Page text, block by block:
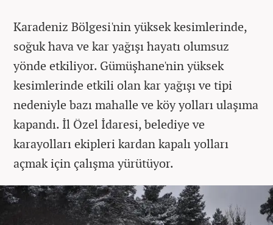
Karadeniz Bölgesi'nin yüksek kesimlerinde,
soğuk hava ve kar yağışı hayatı olumsuz
yönde etkiliyor. Gümüşhane'nin yüksek
kesimlerinde etkili olan kar yağışı ve tipi
nedeniyle bazı mahalle ve köy yolları ulaşıma
kapandı. İl Özel İdaresi, belediye ve
karayolları ekipleri kardan kapalı yolları
açmak için çalışma yürütüyor.